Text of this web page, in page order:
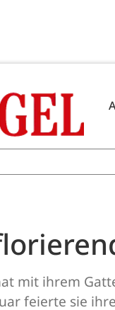
mit ihrem
feierte sie